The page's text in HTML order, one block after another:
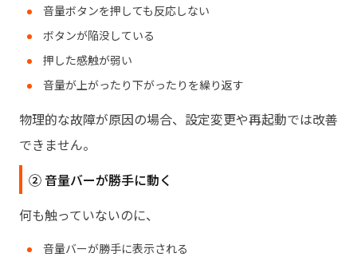
音量ボタンを押しても反応しない
ボタンが陥没している
押した感触が弱い
音量が上がったり下がったりを繰り返す
物理的な故障が原因の場合、設定変更や再起動では改善
できません。
② 音量バーが勝手に動く
何も触っていないのに、
音量バーが勝手に表示される